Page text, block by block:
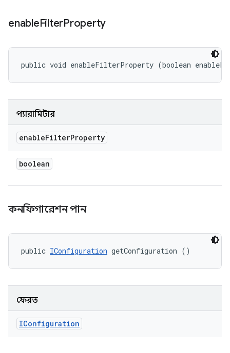
enableFilterProperty
public void enableFilterProperty (boolean
প্যারামিটার
enableFilterProperty
boolean
কনফিগারেশন পান
public IConfiguration getConfiguration ()
ফেরত
IConfiguration